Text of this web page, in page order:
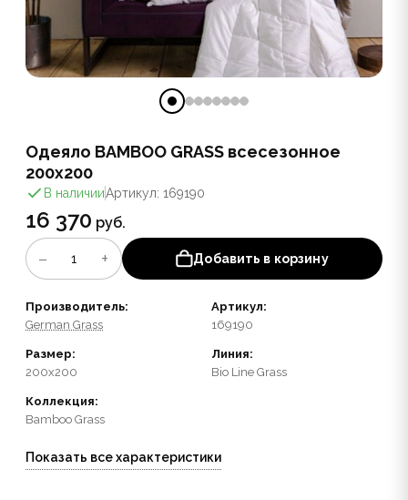
Одеяло BAMBOO GRASS всесезонное
200x200
В наличииАртикул: 169190
16 370 руб.
− 1 + Добавить в корзину
Производитель:
German Grass
Артикул:
169190
Размер:
200x200
Линия:
Bio Line Grass
Коллекция:
Bamboo Grass
Показать все характеристики